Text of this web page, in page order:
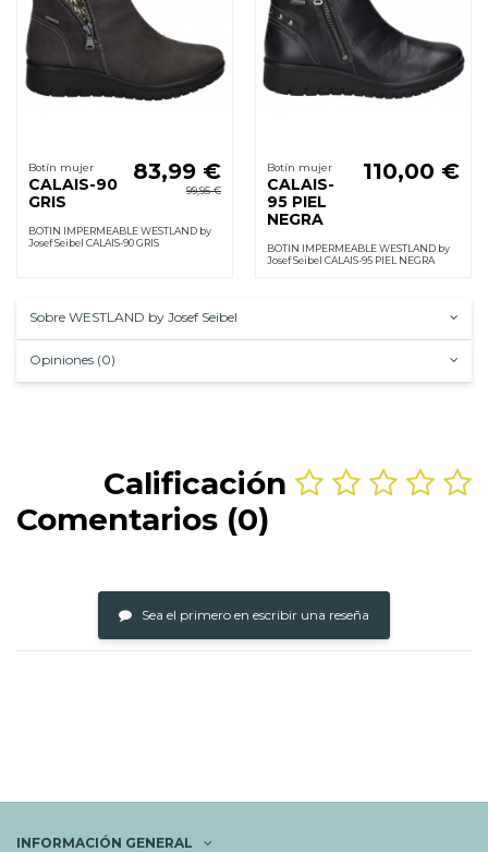
Botín mujer
CALAIS-90
GRIS
83,99 €
99,95 €
BOTIN IMPERMEABLE WESTLAND by
Josef Seibel CALAIS-90 GRIS
Botín mujer
CALAIS-
95 PIEL
NEGRA
110,00 €
BOTIN IMPERMEABLE WESTLAND by
Josef Seibel CALAIS-95 PIEL NEGRA
Sobre WESTLAND by Josef Seibel
Opiniones (0)
Calificación
Comentarios (0)
Sea el primero en escribir una reseña
INFORMACIÓN GENERAL